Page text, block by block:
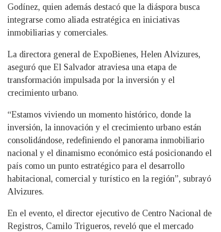
Godínez, quien además destacó que la diáspora busca
integrarse como aliada estratégica en iniciativas
inmobiliarias y comerciales.
La directora general de ExpoBienes, Helen Alvizures,
aseguró que El Salvador atraviesa una etapa de
transformación impulsada por la inversión y el
crecimiento urbano.
“Estamos viviendo un momento histórico, donde la
inversión, la innovación y el crecimiento urbano están
consolidándose, redefiniendo el panorama inmobiliario
nacional y el dinamismo económico está posicionando el
país como un punto estratégico para el desarrollo
habitacional, comercial y turístico en la región”, subrayó
Alvizures.
En el evento, el director ejecutivo de Centro Nacional de
Registros, Camilo Trigueros, reveló que el mercado